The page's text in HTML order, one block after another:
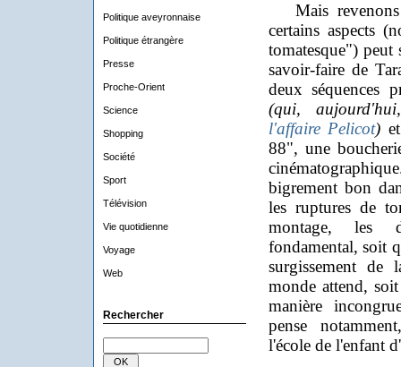
Politique aveyronnaise
Politique étrangère
Presse
Proche-Orient
Science
Shopping
Société
Sport
Télévision
Vie quotidienne
Voyage
Web
Rechercher
Mais revenons
certains aspects
tomatesque")
savoir-faire de
deux séquences
(qui,
l'affaire Pelicot)
88", une
bigrement bon
les ruptures de
montage, les
fondamental, soit
surgissement
monde attend,
manière
pense
l'école de l'enfant